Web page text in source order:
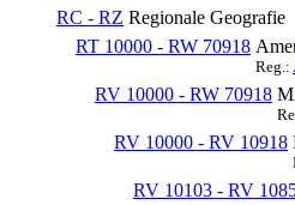
RC - RZ Regionale Geografie
RT 10000 - RW 70918
Reg.:
RV 10000 - RW 70918
RV 10000 - RV 10918
RV 10103 - RV